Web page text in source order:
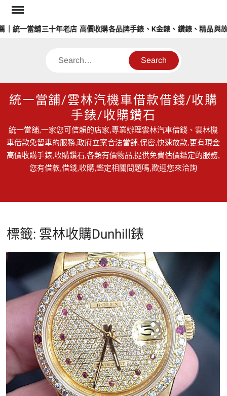
Skip
content
統一當舖三十年老店 高價收購各品牌手錶、K金錶、鑽錶、精品與故
Search
統一當舖/雲林汽機車借款借錢/收購
手錶/收購鑽石
統一當舖,一家您可信賴的店家,專業辦理雲林汽車借錢、雲林機
車借款免留車的服務,政府立案合法當舖,保密,快速放款,更有現金
高價收購手錶,收購鑽石,各類有價物品,提供免費估價鑑定的服務,
您有借款,借錢,收購,鑑定相關問題嗎,歡迎您來洽詢
標籤: 雲林收購Dunhill錶